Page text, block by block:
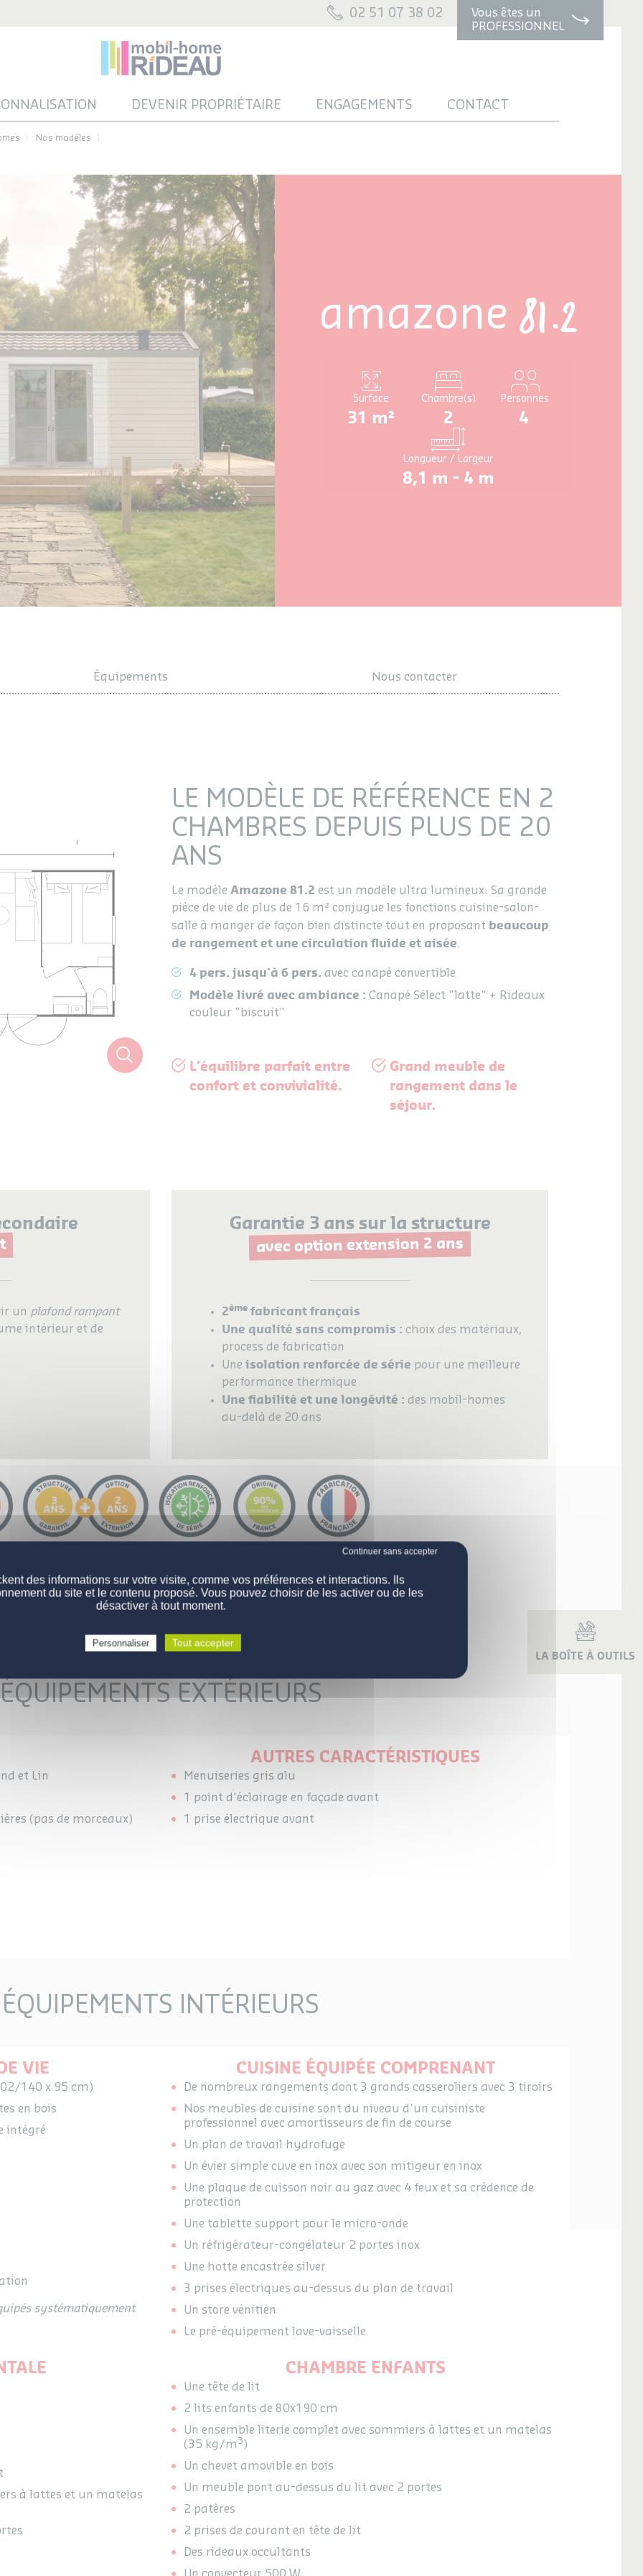
02 51 07 38 02
Vous êtes un
PROFESSIONNEL
DEVENIR PROPRIÉTAIRE ENGAGEMENTS CONTACT
LA BOÎTE À OUTILS
Nos modèles
amazone 81.2
Surface
31 m²
Chambre(s)
2
Personnes
4
Longueur / Largeur
8,1 m - 4 m
Équipements Nous contacter
LE MODÈLE DE RÉFÉRENCE EN 2
CHAMBRES DEPUIS PLUS DE 20
ANS
Le modèle Amazone 81.2 est un modèle ultra lumineux. Sa grande
pièce de vie de plus de 16 m² conjugue les fonctions cuisine-salon-
salle à manger de façon bien distincte tout en proposant beaucoup
de rangement et une circulation fluide et aisée.
4 pers. jusqu'à 6 pers. avec canapé convertible
Modèle livré avec ambiance : Canapé Sélect "latte" + Rideaux
couleur "biscuit"
L'équilibre parfait entre
confort et convivialité.
Grand meuble de
rangement dans le
séjour.
un plafond rampant
intérieur et de
Garantie 3 ans sur la structure
avec option extension 2 ans
2ème fabricant français
Une qualité sans compromis : choix des matériaux,
process de fabrication
Une isolation renforcée de série pour une meilleure
performance thermique
Une fiabilité et une longévité : des mobil-homes
au-delà de 20 ans
ÉQUIPEMENTS EXTÉRIEURS
et Lin
(pas de morceaux)
AUTRES CARACTÉRISTIQUES
Menuiseries gris alu
1 point d'éclairage en façade avant
1 prise électrique avant
ÉQUIPEMENTS INTÉRIEURS
VIE
140 x 95 cm)
en bois
intégré
systématiquement
CUISINE ÉQUIPÉE COMPRENANT
De nombreux rangements dont 3 grands casseroliers avec 3 tiroirs
Nos meubles de cuisine sont du niveau d'un cuisiniste
professionnel avec amortisseurs de fin de course
Un plan de travail hydrofuge
Un évier simple cuve en inox avec son mitigeur en inox
Une plaque de cuisson noir au gaz avec 4 feux et sa crédence de
protection
Une tablette support pour le micro-onde
Un réfrigérateur-congélateur 2 portes inox
Une hotte encastrée silver
3 prises électriques au-dessus du plan de travail
Un store vénitien
Le pré-équipement lave-vaisselle
à lattes et un matelas
CHAMBRE ENFANTS
Une tête de lit
2 lits enfants de 80x190 cm
Un ensemble literie complet avec sommiers à lattes et un matelas
(35 kg/m 3 )
Un chevet amovible en bois
Un meuble pont au-dessus du lit avec 2 portes
2 patères
2 prises de courant en tête de lit
Des rideaux occultants
Un convecteur 500 W
des informations sur votre visite, comme vos préférences et interactions. Ils
du site et le contenu proposé. Vous pouvez choisir de les activer ou de les
désactiver à tout moment.
Tout accepter
Personnaliser